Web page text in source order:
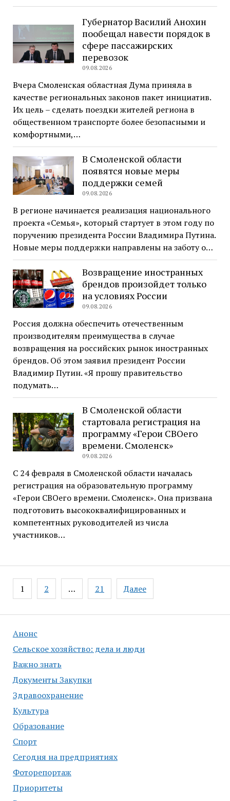
Анонс
Сельское хозяйство: дела и люди
Важно знать
Документы Закупки
Здравоохранение
Культура
Образование
Спорт
Сегодня на предприятиях
Фоторепортаж
Приоритеты
Губернатор Василий Анохин
пообещал навести порядок в
сфере пассажирских
перевозок
09.08.2026
Вчера Смоленская областная Дума приняла в
качестве региональных законов пакет инициатив.
Их цель – сделать поездки жителей региона в
общественном транспорте более безопасными и
комфортными,…
В Смоленской области
появятся новые меры
поддержки семей
09.08.2026
В регионе начинается реализация национального
проекта «Семья», который стартует в этом году по
поручению президента России Владимира Путина.
Новые меры поддержки направлены на заботу о…
Возвращение иностранных
брендов произойдет только
на условиях России
09.08.2026
Россия должна обеспечить отечественным
производителям преимущества в случае
возвращения на российских рынок иностранных
брендов. Об этом заявил президент России
Владимир Путин. «Я прошу правительство
подумать…
В Смоленской области
стартовала регистрация на
программу «Герои СВОего
времени. Смоленск»
09.08.2026
С 24 февраля в Смоленской области началась
регистрация на образовательную программу
«Герои СВОего времени. Смоленск». Она призвана
подготовить высококвалифицированных и
компетентных руководителей из числа
участников…
Навигация
по
1 2 … 21 Далее